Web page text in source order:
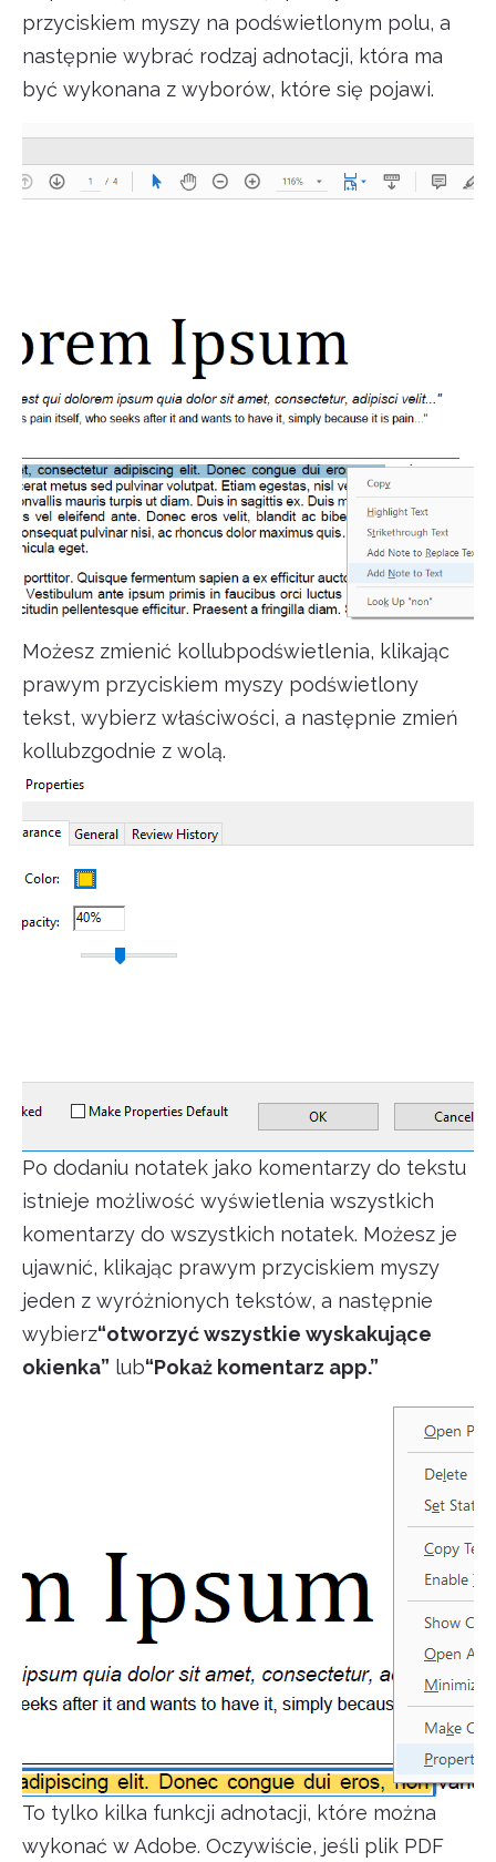
przyciskiem myszy na podświetlonym polu, a
następnie wybrać rodzaj adnotacji, która ma
być wykonana z wyborów, które się pojawi.
Możesz zmienić kollubpodświetlenia, klikając
prawym przyciskiem myszy podświetlony
tekst, wybierz właściwości, a następnie zmień
kollubzgodnie z wolą.
Po dodaniu notatek jako komentarzy do tekstu
istnieje możliwość wyświetlenia wszystkich
komentarzy do wszystkich notatek. Możesz je
ujawnić, klikając prawym przyciskiem myszy
jeden z wyróżnionych tekstów, a następnie
wybierz“otworzyć wszystkie wyskakujące
okienka” lub“Pokaż komentarz app.”
To tylko kilka funkcji adnotacji, które można
wykonać w Adobe. Oczywiście, jeśli plik PDF